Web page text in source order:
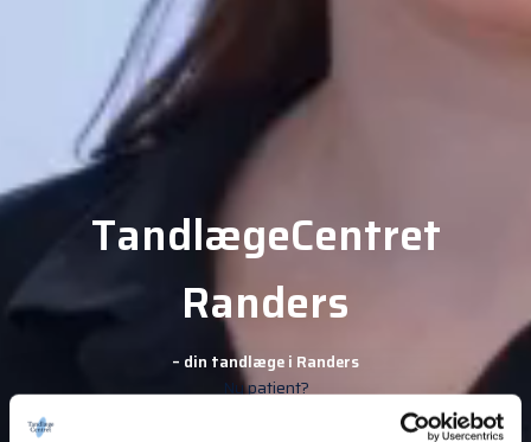
TandlægeCentret
Randers
– din tandlæge i Randers
Ny patient?